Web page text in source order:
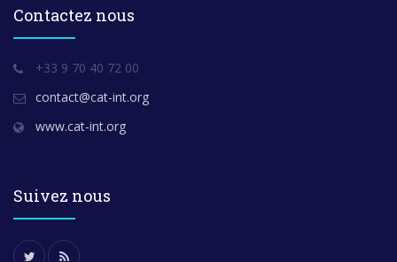
Contactez nous
+33 9 70 40 72 00
contact@cat-int.org
www.cat-int.org
Suivez nous